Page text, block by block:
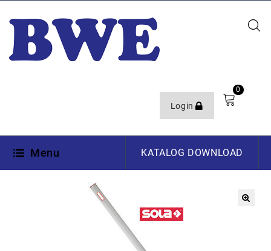
Login
0
Menu KATALOG DOWNLOAD